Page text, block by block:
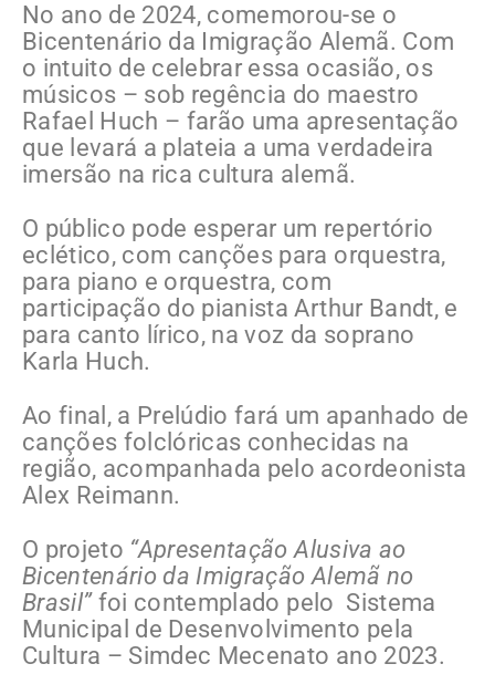
No ano de 2024, comemorou-se o
Bicentenário da Imigração Alemã. Com
o intuito de celebrar essa ocasião, os
músicos – sob regência do maestro
Rafael Huch – farão uma apresentação
que levará a plateia a uma verdadeira
imersão na rica cultura alemã.
O público pode esperar um repertório
eclético, com canções para orquestra,
para piano e orquestra, com
participação do pianista Arthur Bandt, e
para canto lírico, na voz da soprano
Karla Huch.
Ao final, a Prelúdio fará um apanhado de
canções folclóricas conhecidas na
região, acompanhada pelo acordeonista
Alex Reimann.
O projeto “Apresentação Alusiva ao
Bicentenário da Imigração Alemã no
Brasil”foi contemplado pelo Sistema
Municipal de Desenvolvimento pela
Cultura – Simdec Mecenato ano 2023.